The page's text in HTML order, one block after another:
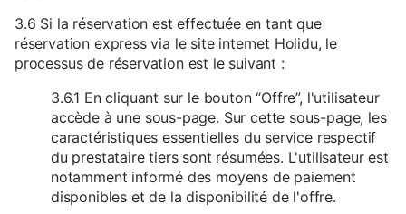
3.6 Si la réservation est effectuée en tant que
réservation express via le site internet Holidu, le
processus de réservation est le suivant :
3.6.1 En cliquant sur le bouton “Offre”, l'utilisateur
accède à une sous-page. Sur cette sous-page, les
caractéristiques essentielles du service respectif
du prestataire tiers sont résumées. L'utilisateur est
notamment informé des moyens de paiement
disponibles et de la disponibilité de l'offre.